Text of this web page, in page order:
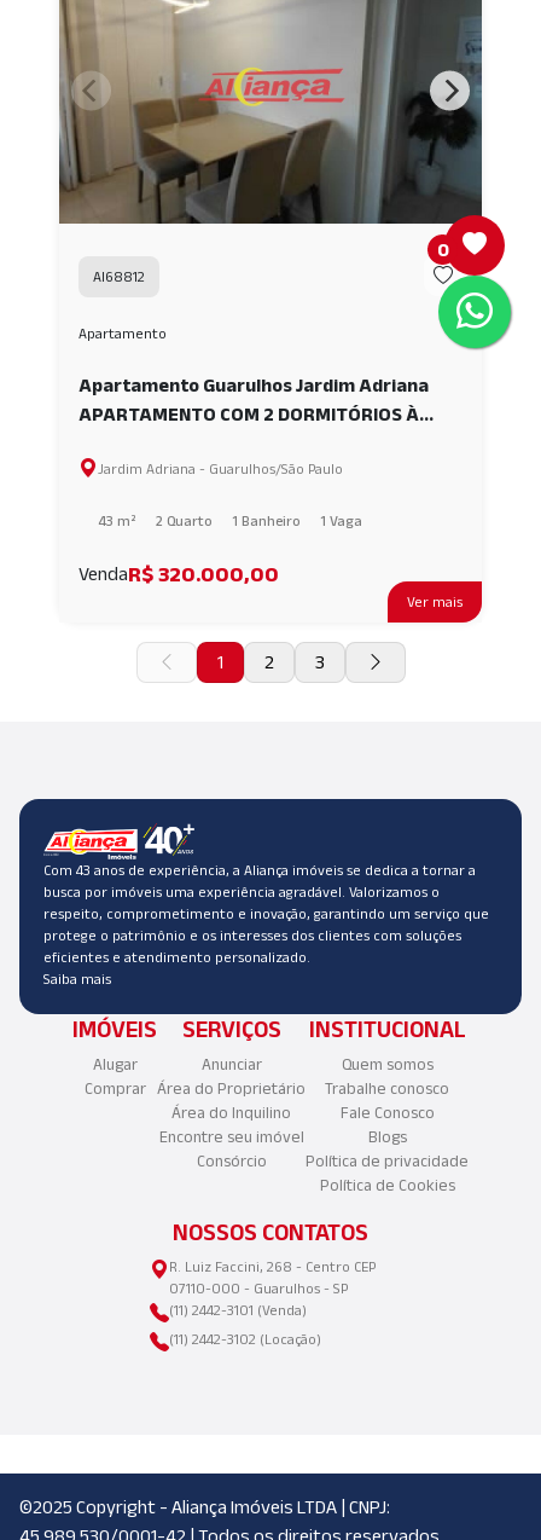
Ver mais
AI68812
Apartamento
Apartamento Guarulhos Jardim Adriana
APARTAMENTO COM 2 DORMITÓRIOS À
GUARULHOS/SP AI68812
Jardim Adriana - Guarulhos/São Paulo
43 m² 2 Quarto 1 Banheiro 1 Vaga
VendaR$ 320.000,00
1 2 3
Com 43 anos de experiência, a Aliança imóveis se dedica a tornar a
busca por imóveis uma experiência agradável. Valorizamos o
respeito, comprometimento e inovação, garantindo um serviço que
protege o patrimônio e os interesses dos clientes com soluções
eficientes e atendimento personalizado.
Saiba mais
IMÓVEIS
Alugar
Comprar
SERVIÇOS
Anunciar
Área do Proprietário
Área do Inquilino
Encontre seu imóvel
Consórcio
INSTITUCIONAL
Quem somos
Trabalhe conosco
Fale Conosco
Blogs
Política de privacidade
Política de Cookies
NOSSOS CONTATOS
R. Luiz Faccini, 268 - Centro CEP
07110-000 - Guarulhos - SP
(11) 2442-3101 (Venda)
(11) 2442-3102 (Locação)
©2025 Copyright - Aliança Imóveis LTDA | CNPJ:
45.989.530/0001-42 | Todos os direitos reservados
0